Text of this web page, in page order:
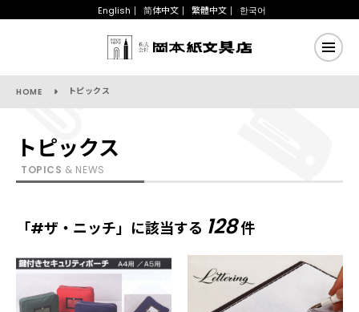
English 简体中文 繁體中文 한국어
HOME トピックス
トピックス
TOPICS & NEWS
「#ザ・ニッチ」に該当する 128件